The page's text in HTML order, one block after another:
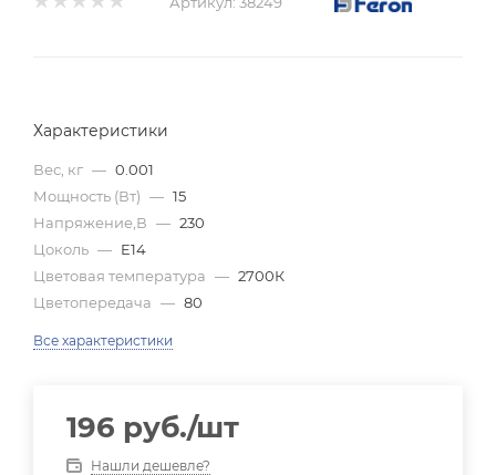
Характеристики
Вес, кг — 0.001
Мощность (Вт) — 15
Напряжение,В — 230
Цоколь — E14
Цветовая температура — 2700К
Цветопередача — 80
Все характеристики
196 руб./шт
Нашли дешевле?